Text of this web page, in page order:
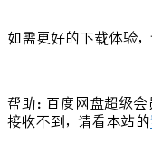
如需更好的下载体验，
帮助：百度网盘超级
接收不到，请看本站的